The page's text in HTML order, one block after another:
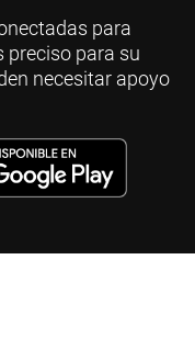
para
preciso para su
necesitar apoyo